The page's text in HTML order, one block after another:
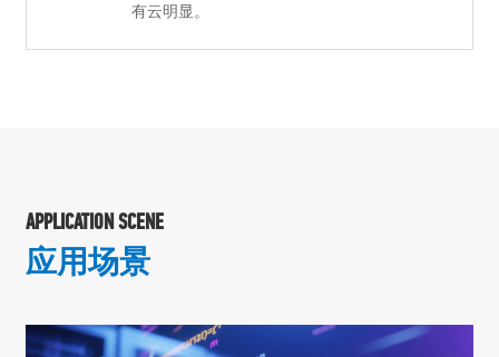
有云明显。
APPLICATION SCENE
应用场景